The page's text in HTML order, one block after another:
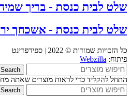
שלט לבית כנסת - בריך
שלט לבית כנסת - אשכחך
כל הזכויות שמורות © 2022 | ספידפרינט
פיתוח: Webzilla
Search
התחל להקליד כדי לראות מוצרים שאתה
Search